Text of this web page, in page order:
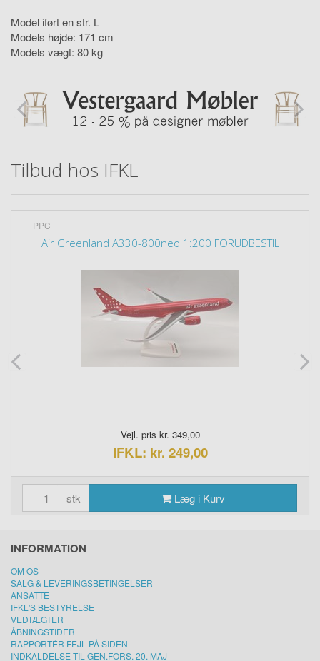
Model iført en str. L
Models højde: 171 cm
Models vægt: 80 kg
Tilbud hos IFKL
PPC
Air Greenland A330-800neo 1:200 FORUDBESTIL
Vejl. pris kr. 349,00
IFKL: kr. 249,00
stk Læg i Kurv
INFORMATION
OM OS
SALG & LEVERINGSBETINGELSER
ANSATTE
IFKL'S BESTYRELSE
VEDTÆGTER
ÅBNINGSTIDER
RAPPORTÉR FEJL PÅ SIDEN
INDKALDELSE TIL GEN.FORS. 20. MAJ